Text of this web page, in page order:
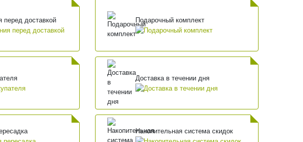
перед доставкой Подарочный комплект
Доставка в течении дня
Накопительная система скидок